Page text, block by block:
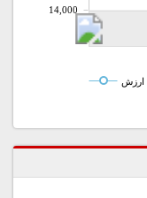
14,000
ارزش